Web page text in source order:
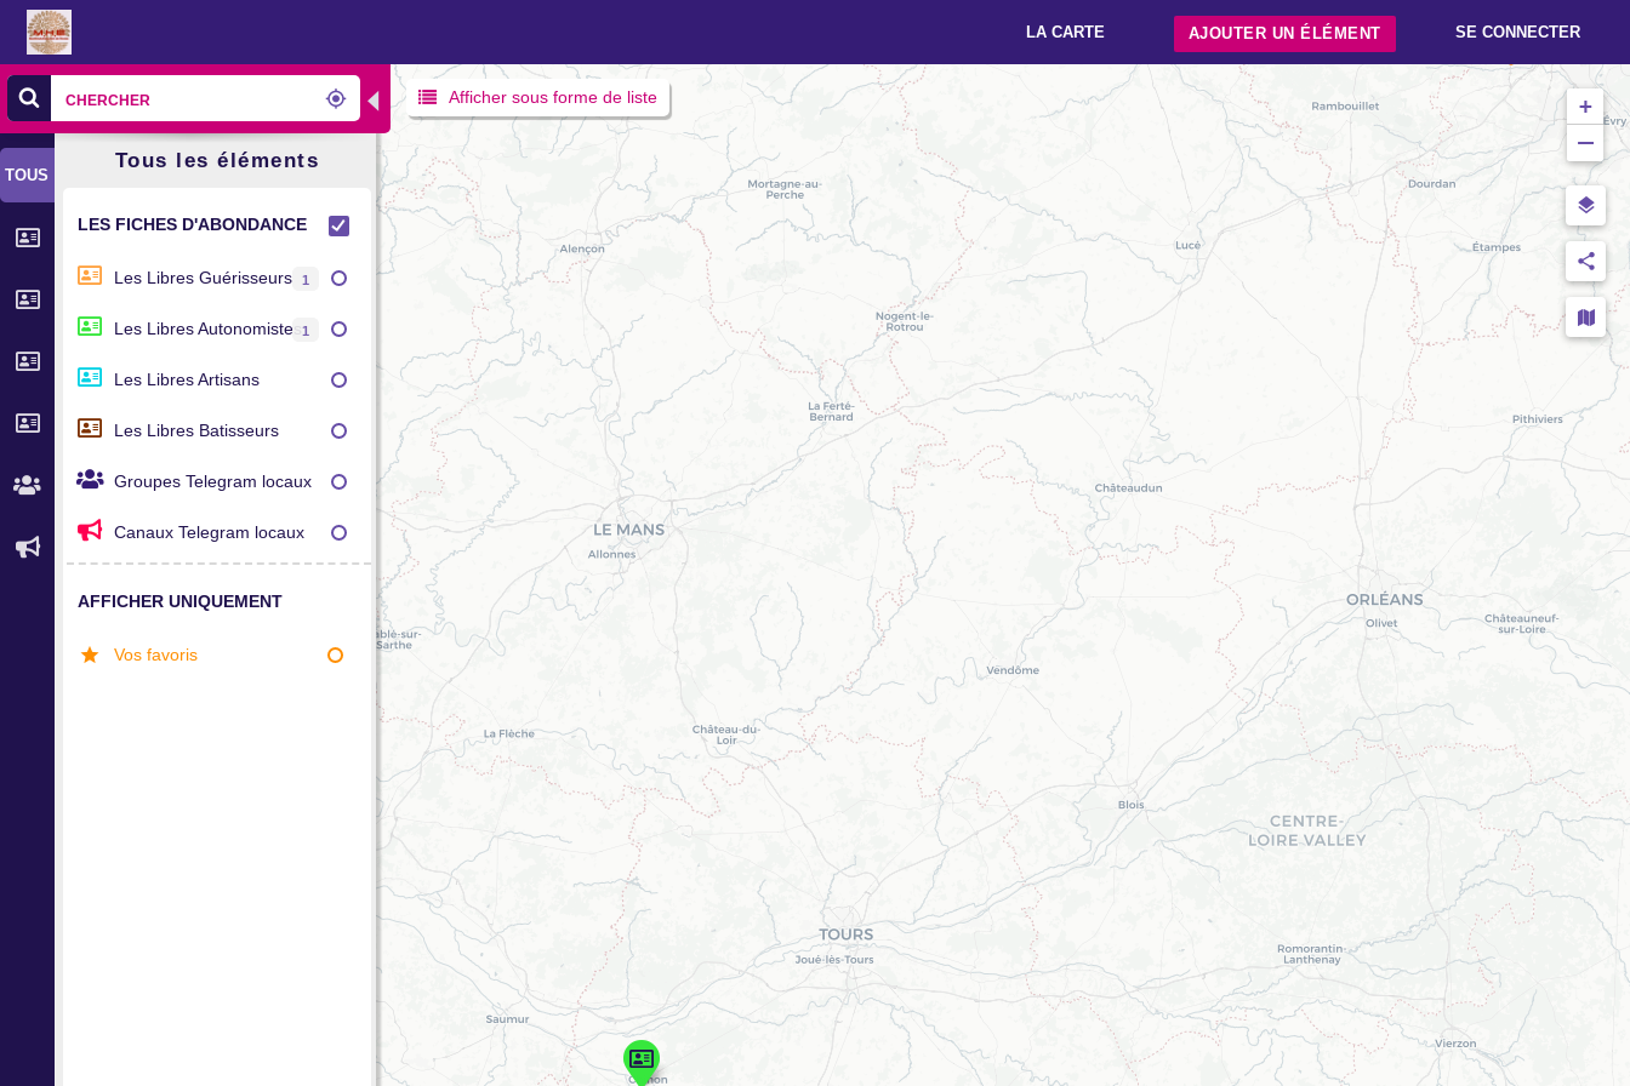
LA CARTE AJOUTER UN ÉLÉMENT SE CONNECTER
◀
TOUS
Tous les éléments
LES FICHES D'ABONDANCE
Les Libres Guérisseurs 1
Les Libres Autonomistes 1
Les Libres Artisans
Les Libres Batisseurs
Groupes Telegram locaux
Canaux Telegram locaux
AFFICHER UNIQUEMENT
Vos favoris
Afficher sous forme de liste +
−